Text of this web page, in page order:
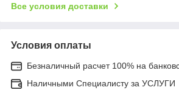
Все условия доставки
Условия оплаты
Безналичный расчет 100% на
Наличными Специалисту за УСЛУГИ